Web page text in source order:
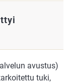
avustus)
tuki,